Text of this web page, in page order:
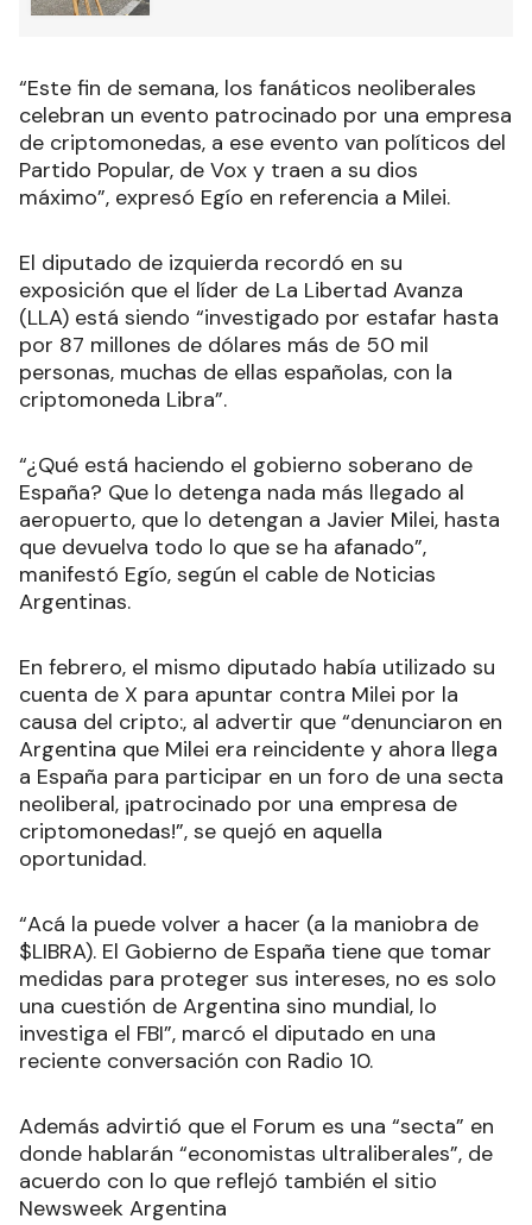
“Este fin de semana, los fanáticos neoliberales
celebran un evento patrocinado por una empresa
de criptomonedas, a ese evento van políticos del
Partido Popular, de Vox y traen a su dios
máximo”, expresó Egío en referencia a Milei.
El diputado de izquierda recordó en su
exposición que el líder de La Libertad Avanza
(LLA) está siendo “investigado por estafar hasta
por 87 millones de dólares más de 50 mil
personas, muchas de ellas españolas, con la
criptomoneda Libra”.
“¿Qué está haciendo el gobierno soberano de
España? Que lo detenga nada más llegado al
aeropuerto, que lo detengan a Javier Milei, hasta
que devuelva todo lo que se ha afanado”,
manifestó Egío, según el cable de Noticias
Argentinas.
En febrero, el mismo diputado había utilizado su
cuenta de X para apuntar contra Milei por la
causa del cripto:, al advertir que “denunciaron en
Argentina que Milei era reincidente y ahora llega
a España para participar en un foro de una secta
neoliberal, ¡patrocinado por una empresa de
criptomonedas!”, se quejó en aquella
oportunidad.
“Acá la puede volver a hacer (a la maniobra de
$LIBRA). El Gobierno de España tiene que tomar
medidas para proteger sus intereses, no es solo
una cuestión de Argentina sino mundial, lo
investiga el FBI”, marcó el diputado en una
reciente conversación con Radio 10.
Además advirtió que el Forum es una “secta” en
donde hablarán “economistas ultraliberales”, de
acuerdo con lo que reflejó también el sitio
Newsweek Argentina